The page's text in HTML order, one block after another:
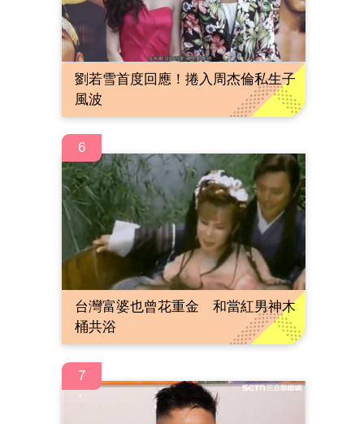
劉若雪首度回應！捲入周杰倫私生子
風波
6
台灣富婆也曾花重金 和當紅男神木
桶共浴
7